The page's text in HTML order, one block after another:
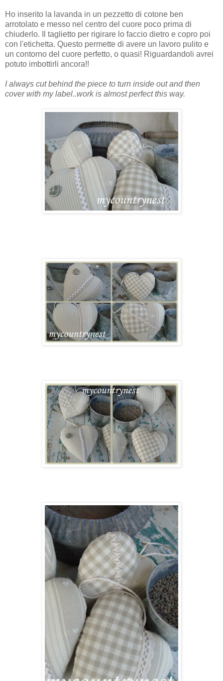
Ho inserito la lavanda in un pezzetto di cotone ben
arrotolato e messo nel centro del cuore poco prima di
chiuderlo. Il taglietto per rigirare lo faccio dietro e copro poi
con l'etichetta. Questo permette di avere un lavoro pulito e
un contorno del cuore perfetto, o quasi! Riguardandoli avrei
potuto imbottirli ancora!!
I always cut behind the piece to turn inside out and then
cover with my label..work is almost perfect this way.